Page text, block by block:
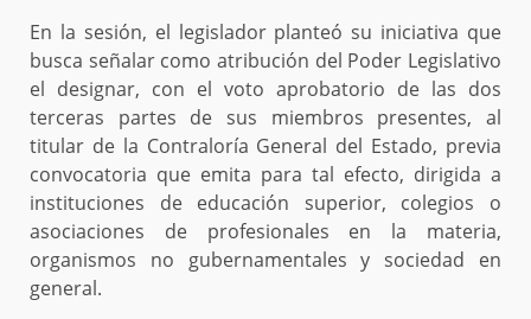
En la sesión, el legislador planteó su iniciativa que
busca señalar como atribución del Poder Legislativo
el designar, con el voto aprobatorio de las dos
terceras partes de sus miembros presentes, al
titular de la Contraloría General del Estado, previa
convocatoria que emita para tal efecto, dirigida a
instituciones de educación superior, colegios o
asociaciones de profesionales en la materia,
organismos no gubernamentales y sociedad en
general.